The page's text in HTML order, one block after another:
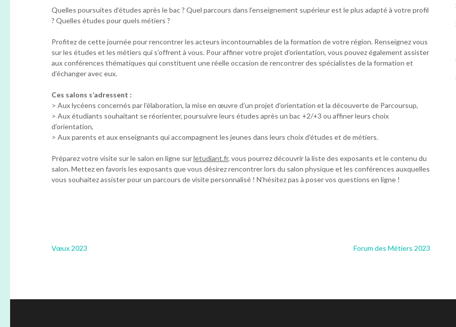
Quelles poursuites d’études après le bac ? Quel parcours dans l’enseignement supérieur est le plus adapté à votre profil
? Quelles études pour quels métiers ?
Profitez de cette journée pour rencontrer les acteurs incontournables de la formation de votre région. Renseignez vous
sur les études et les métiers qui s’offrent à vous. Pour affiner votre projet d’orientation, vous pouvez également assister
aux conférences thématiques qui constituent une réelle occasion de rencontrer des spécialistes de la formation et
d’échanger avec eux.
Ces salons s’adressent :
> Aux lycéens concernés par l’élaboration, la mise en œuvre d’un projet d’orientation et la découverte de Parcoursup,
> Aux étudiants souhaitant se réorienter, poursuivre leurs études après un bac +2/+3 ou affiner leurs choix
d’orientation,
> Aux parents et aux enseignants qui accompagnent les jeunes dans leurs choix d’études et de métiers.
Préparez votre visite sur le salon en ligne surletudiant.fr, vous pourrez découvrir la liste des exposants et le contenu du
salon. Mettez en favoris les exposants que vous désirez rencontrer lors du salon physique et les conférences auxquelles
vous souhaitez assister pour un parcours de visite personnalisé ! N’hésitez pas à poser vos questions en ligne !
Navigation
Vœux 2023 Forum des Métiers 2023